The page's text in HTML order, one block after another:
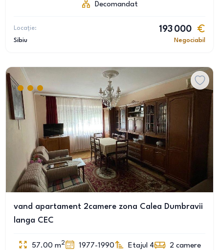
Decomandat
Locație:
Sibiu
193 000
Negociabil
vand apartament 2camere zona Calea Dumbravii
langa CEC
57.00 m2 1977-1990 Etajul 4 2 camere